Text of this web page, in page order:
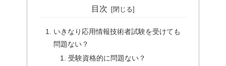
目次
いきなり応用情報技術者試験を受けても
問題ない？
受験資格的に問題ない？